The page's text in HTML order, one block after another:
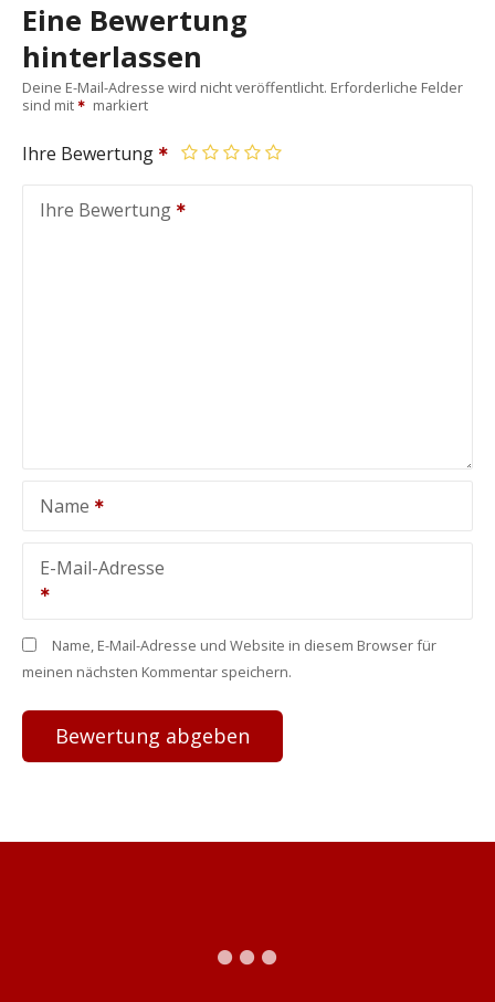
Eine Bewertung
hinterlassen
Deine E-Mail-Adresse wird nicht veröffentlicht. Erforderliche Felder
sind mit
markiert
Ihre Bewertung
Ihre Bewertung
Name
E-Mail-Adresse
Name, E-Mail-Adresse und Website in diesem Browser für
meinen nächsten Kommentar speichern.